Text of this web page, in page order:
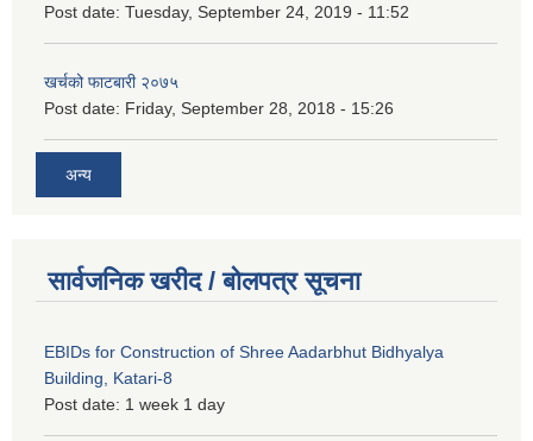
Post date: Tuesday, September 24, 2019 - 11:52
खर्चको फाटबारी २०७५
Post date: Friday, September 28, 2018 - 15:26
अन्य
सार्वजनिक खरीद / बोलपत्र सूचना
EBIDs for Construction of Shree Aadarbhut Bidhyalya
Building, Katari-8
Post date: 1 week 1 day